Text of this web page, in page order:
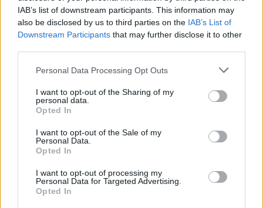
IAB’s list of downstream participants. This information may
also be disclosed by us to third parties on the IAB’s List of
Downstream Participants that may further disclose it to other
Personal Data Processing Opt Outs
I want to opt-out of the Sharing of my
personal data.
Opted In
I want to opt-out of the Sale of my
Personal Data.
Opted In
I want to opt-out of processing my
Personal Data for Targeted Advertising.
Opted In